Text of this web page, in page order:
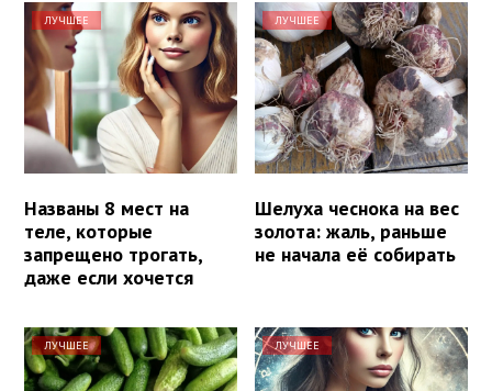
ЛУЧШЕЕ
Названы 8 мест на
теле, которые
запрещено трогать,
даже если хочется
ЛУЧШЕЕ
Шелуха чеснока на вес
золота: жаль, раньше
не начала её собирать
ЛУЧШЕЕ ЛУЧШЕЕ